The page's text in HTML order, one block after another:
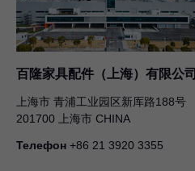
百隆家具配件（上海）有限公司
上海市 青浦工业园区新厍路188号
201700 上海市 CHINA
Телефон +86 21 3920 3355